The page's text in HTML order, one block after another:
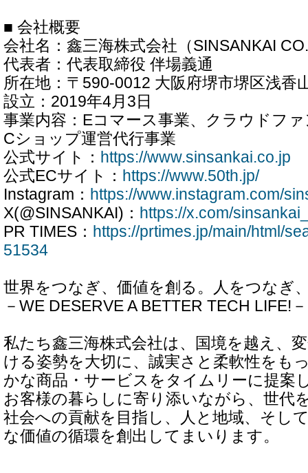
■ 会社概要
会社名：鑫三海株式会社（SINSANKAI
代表者：代表取締役 伴場義通
所在地：〒590-0012 大阪府堺市堺区浅香
設立：2019年4月3日
事業内容：Eコマース事業、クラウドフ
Cショップ運営代行事業
公式サイト： https://www.sinsankai.co.jp
公式ECサイト： https://www.50th.jp/
Instagram： https://www.instagram.com/
X(@SINSANKAI)： https://x.com/
PR TIMES： https://prtimes.jp/main/html/
51534
世界をつなぎ、価値を創る。人をつなぎ
－WE DESERVE A BETTER TECH LIFE!－
私たち鑫三海株式会社は、国境を越え、
ける姿勢を大切に、誠実さと柔軟性をも
かな商品・サービスをタイムリーに提案
お客様の暮らしに寄り添いながら、世代
社会への貢献を目指し、人と地域、そし
な価値の循環を創出してまいります。